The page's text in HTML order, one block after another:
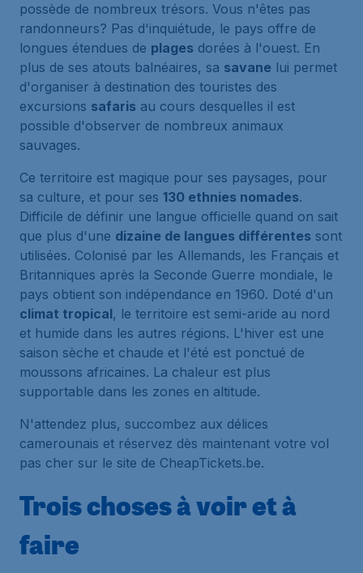
possède de nombreux trésors. Vous n'êtes pas
randonneurs? Pas d'inquiétude, le pays offre de
longues étendues de plages dorées à l'ouest. En
plus de ses atouts balnéaires, sa savane lui permet
d'organiser à destination des touristes des
excursions safaris au cours desquelles il est
possible d'observer de nombreux animaux
sauvages.
Ce territoire est magique pour ses paysages, pour
sa culture, et pour ses 130 ethnies nomades.
Difficile de définir une langue officielle quand on sait
que plus d'une dizaine de langues différentes sont
utilisées. Colonisé par les Allemands, les Français et
Britanniques après la Seconde Guerre mondiale, le
pays obtient son indépendance en 1960. Doté d'un
climat tropical, le territoire est semi-aride au nord
et humide dans les autres régions. L'hiver est une
saison sèche et chaude et l'été est ponctué de
moussons africaines. La chaleur est plus
supportable dans les zones en altitude.
N'attendez plus, succombez aux délices
camerounais et réservez dès maintenant votre vol
pas cher sur le site de CheapTickets.be.
Trois choses à voir et à
faire